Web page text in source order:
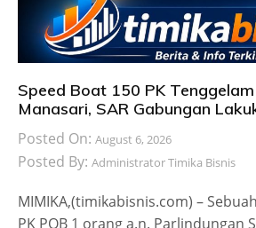
Speed Boat 150 PK
Manasari, SAR Gabungan
Posted On: August 6, 2026
Posted By: Administrator Timika Bisnis
MIMIKA,(timikabisnis.com) –
PK POB 1 orang a.n. Parlindungan